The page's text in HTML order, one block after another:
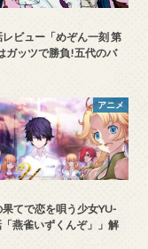
ビュー「めぞん一刻 第
ガッツで勝負!五代のバ
アニメ
果てで恋を唄う少女YU-
燕雀いずくんぞ」」解